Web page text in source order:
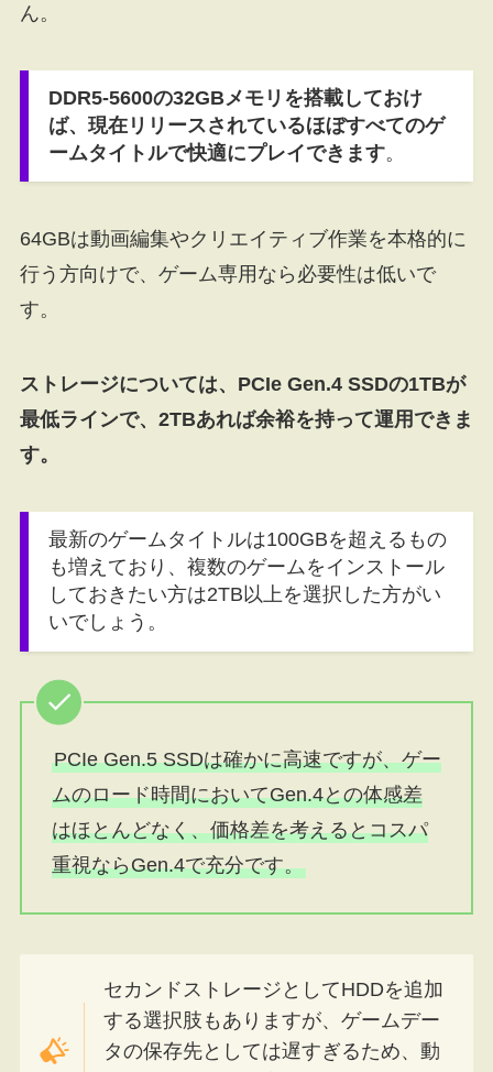
ん。
DDR5-5600の32GBメモリを搭載しておけ
ば、現在リリースされているほぼすべてのゲ
ームタイトルで快適にプレイできます。
64GBは動画編集やクリエイティブ作業を本格的に
行う方向けで、ゲーム専用なら必要性は低いで
す。
ストレージについては、PCIe Gen.4 SSDの1TBが
最低ラインで、2TBあれば余裕を持って運用できま
す。
最新のゲームタイトルは100GBを超えるもの
も増えており、複数のゲームをインストール
しておきたい方は2TB以上を選択した方がい
いでしょう。
PCIe Gen.5 SSDは確かに高速ですが、ゲー
ムのロード時間においてGen.4との体感差
はほとんどなく、価格差を考えるとコスパ
重視ならGen.4で充分です。
セカンドストレージとしてHDDを追加
する選択肢もありますが、ゲームデー
タの保存先としては遅すぎるため、動